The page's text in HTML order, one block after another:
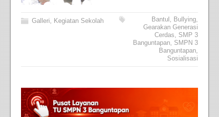
Galleri Kegiatan Sekolah Bantul Bullying
Gearakan Generasi
Cerdas
SMP 3
Banguntapan SMPN 3
Banguntapan
Sosialisasi